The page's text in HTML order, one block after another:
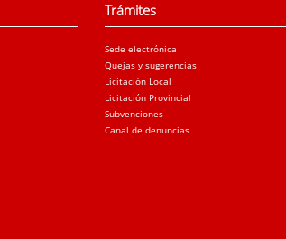
Trámites
Sede electrónica
Quejas y sugerencias
Licitación Local
Licitación Provincial
Subvenciones
Canal de denuncias